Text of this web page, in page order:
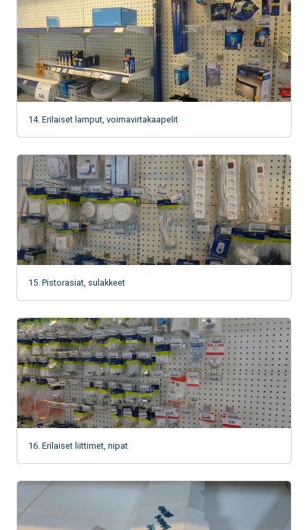
14. Erilaiset lamput, voimavirtakaapelit
15. Pistorasiat, sulakkeet
16. Erilaiset liittimet, nipat